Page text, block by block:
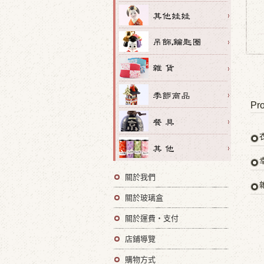
關於我們
關於玻璃盒
關於運費・支付
店鋪導覽
購物方式